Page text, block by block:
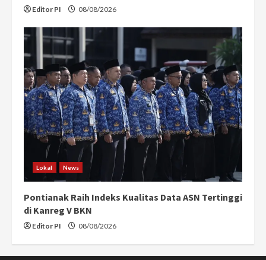
Editor PI 08/08/2026
Lokal News
Pontianak Raih Indeks Kualitas Data ASN Tertinggi
di Kanreg V BKN
Editor PI 08/08/2026